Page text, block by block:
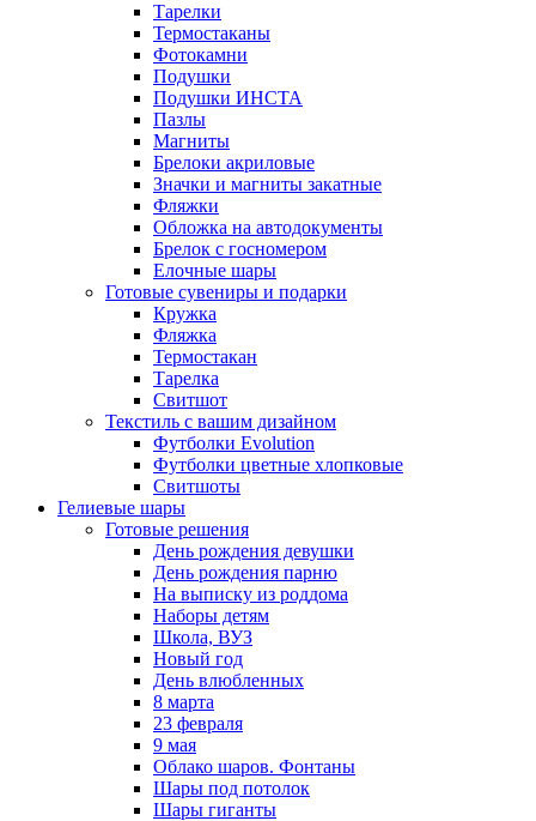
Тарелки
Термостаканы
Фотокамни
Подушки
Подушки ИНСТА
Пазлы
Магниты
Брелоки акриловые
Значки и магниты закатные
Фляжки
Обложка на автодокументы
Брелок с госномером
Елочные шары
Готовые сувениры и подарки
Кружка
Фляжка
Термостакан
Тарелка
Свитшот
Текстиль с вашим дизайном
Футболки Evolution
Футболки цветные хлопковые
Свитшоты
Гелиевые шары
Готовые решения
День рождения девушки
День рождения парню
На выписку из роддома
Наборы детям
Школа, ВУЗ
Новый год
День влюбленных
8 марта
23 февраля
9 мая
Облако шаров. Фонтаны
Шары под потолок
Шары гиганты